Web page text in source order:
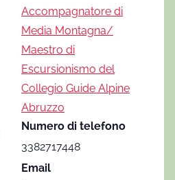
Accompagnatore di
Media Montagna/
Maestro di
Escursionismo del
Collegio Guide Alpine
Abruzzo
Numero di telefono
3382717448
Email